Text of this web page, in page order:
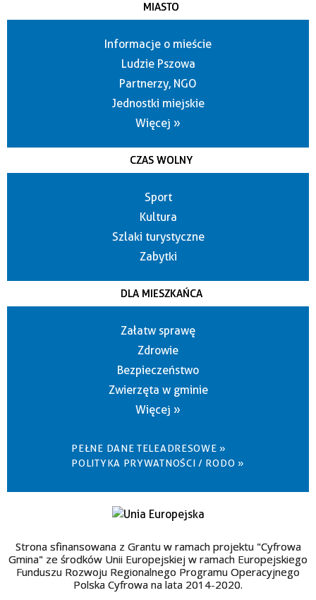
MIASTO
Informacje o mieście
Ludzie Pszowa
Partnerzy, NGO
Jednostki miejskie
Więcej »
CZAS WOLNY
Sport
Kultura
Szlaki turystyczne
Zabytki
DLA MIESZKAŃCA
Załatw sprawę
Zdrowie
Bezpieczeństwo
Zwierzęta w gminie
Więcej »
PEŁNE DANE TELEADRESOWE »
POLITYKA PRYWATNOŚCI / RODO »
Strona sfinansowana z Grantu w ramach projektu "Cyfrowa
Gmina" ze środków Unii Europejskiej w ramach Europejskiego
Funduszu Rozwoju Regionalnego Programu Operacyjnego
Polska Cyfrowa na lata 2014-2020.